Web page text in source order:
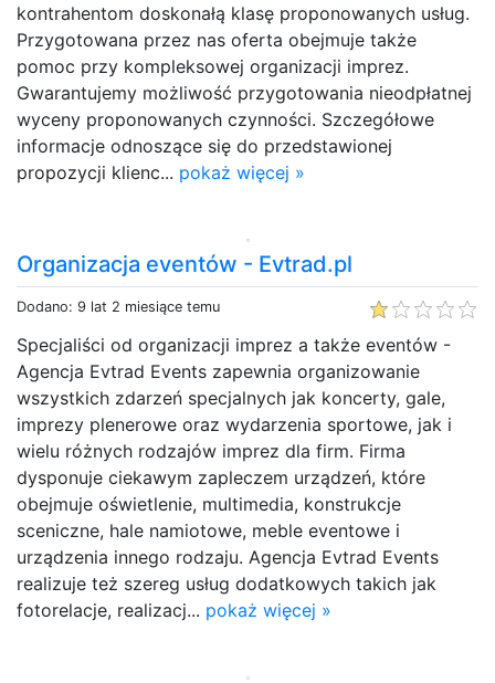
kontrahentom doskonałą klasę proponowanych usług.
Przygotowana przez nas oferta obejmuje także
pomoc przy kompleksowej organizacji imprez.
Gwarantujemy możliwość przygotowania nieodpłatnej
wyceny proponowanych czynności. Szczegółowe
informacje odnoszące się do przedstawionej
propozycji klienc... pokaż więcej »
Organizacja eventów - Evtrad.pl
Dodano: 9 lat 2 miesiące temu
Specjaliści od organizacji imprez a także eventów -
Agencja Evtrad Events zapewnia organizowanie
wszystkich zdarzeń specjalnych jak koncerty, gale,
imprezy plenerowe oraz wydarzenia sportowe, jak i
wielu różnych rodzajów imprez dla firm. Firma
dysponuje ciekawym zapleczem urządzeń, które
obejmuje oświetlenie, multimedia, konstrukcje
sceniczne, hale namiotowe, meble eventowe i
urządzenia innego rodzaju. Agencja Evtrad Events
realizuje też szereg usług dodatkowych takich jak
fotorelacje, realizacj... pokaż więcej »